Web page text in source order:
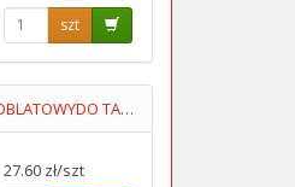
szt
WYŁĄCZNIK PODBLATOWYDO TAŚM LED 12-24V UKRYTY,PRZYKLEJANY
27.60 zł/szt